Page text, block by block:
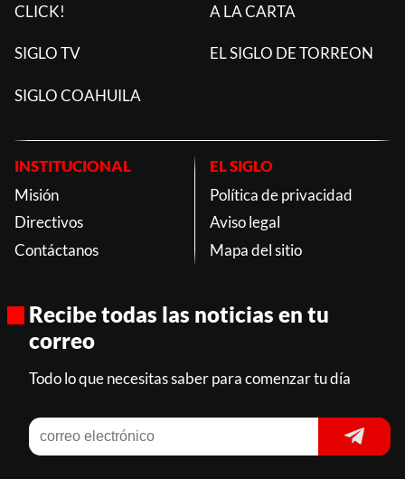
CLICK!
A LA CARTA
SIGLO TV EL SIGLO DE TORREON
SIGLO COAHUILA
INSTITUCIONAL
Misión
Directivos
Contáctanos
EL SIGLO
Política de privacidad
Aviso legal
Mapa del sitio
Recibe todas las noticias en tu
correo
Todo lo que necesitas saber para comenzar tu día